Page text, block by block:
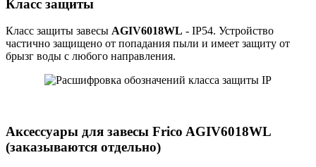
Класс защиты
Класс защиты завесы AGIV6018WL - IP54. Устройство
частично защищено от попадания пыли и имеет защиту от
брызг воды с любого направления.
Аксессуары для завесы Frico AGIV6018WL
(заказываются отдельно)